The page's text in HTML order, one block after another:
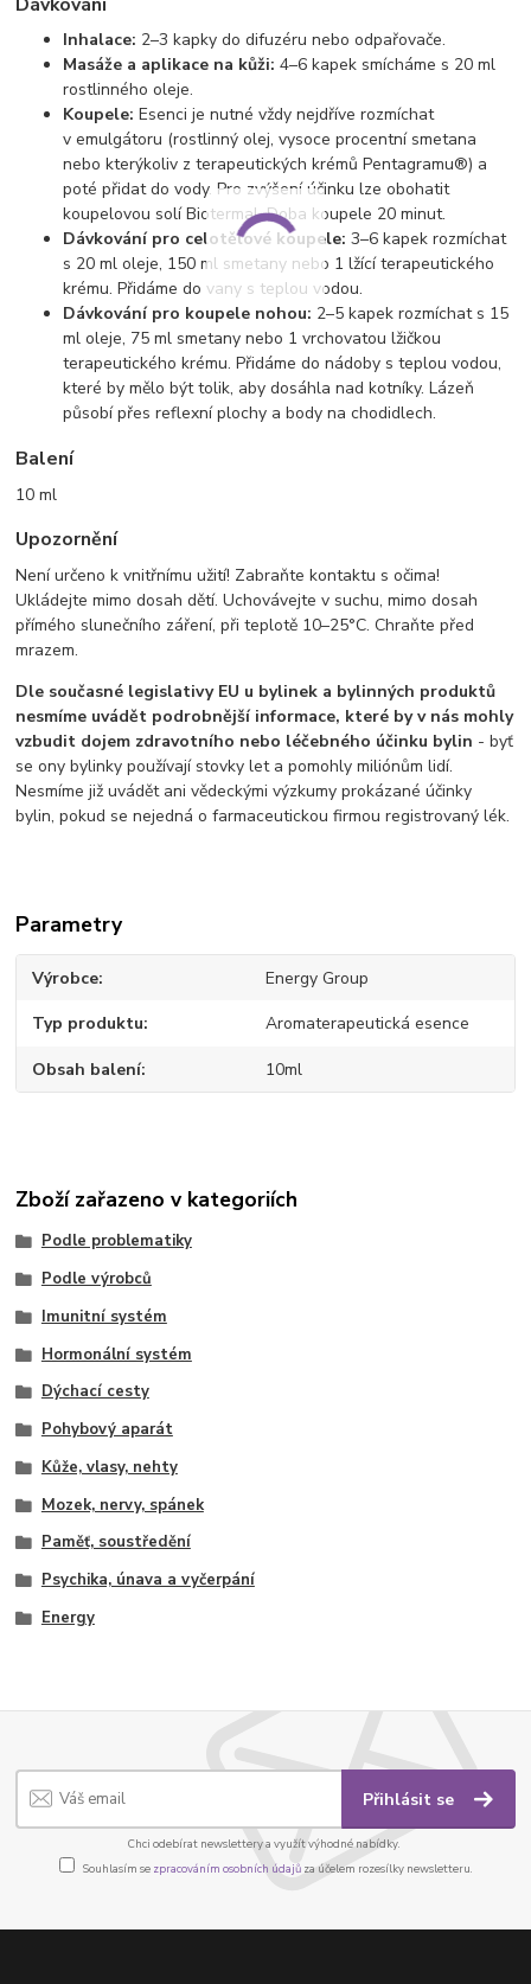
Inhalace: 2–3 kapky do difuzéru nebo odpařovače.
Masáže a aplikace na kůži: 4–6 kapek smícháme s 20 ml
rostlinného oleje.
Koupele: Esenci je nutné vždy nejdříve rozmíchat
v emulgátoru (rostlinný olej, vysoce procentní smetana
nebo kterýkoliv z terapeutických krémů Pentagramu®) a
poté přidat do vody. Pro zvýšení účinku lze obohatit
koupelovou solí Biotermal. Doba koupele 20 minut.
Dávkování pro celotělové koupele: 3–6 kapek rozmíchat
s 20 ml oleje, 150 ml smetany nebo 1 lžící terapeutického
krému. Přidáme do vany s teplou vodou.
Dávkování pro koupele nohou: 2–5 kapek rozmíchat s 15
ml oleje, 75 ml smetany nebo 1 vrchovatou lžičkou
terapeutického krému. Přidáme do nádoby s teplou vodou,
které by mělo být tolik, aby dosáhla nad kotníky. Lázeň
působí přes reflexní plochy a body na chodidlech.
Balení
10 ml
Upozornění
Není určeno k vnitřnímu užití! Zabraňte kontaktu s očima!
Ukládejte mimo dosah dětí. Uchovávejte v suchu, mimo dosah
přímého slunečního záření, při teplotě 10–25°C. Chraňte před
mrazem.
Dle současné legislativy EU u bylinek a bylinných produktů
nesmíme uvádět podrobnější informace, které by v nás mohly
vzbudit dojem zdravotního nebo léčebného účinku bylin - byť
se ony bylinky používají stovky let a pomohly miliónům lidí.
Nesmíme již uvádět ani vědeckými výzkumy prokázané účinky
bylin, pokud se nejedná o farmaceutickou firmou registrovaný lék.
Parametry
Výrobce Energy Group
Typ produktu Aromaterapeutická esence
Obsah balení 10ml
Zboží zařazeno v kategoriích
Podle problematiky
Podle výrobců
Imunitní systém
Hormonální systém
Dýchací cesty
Pohybový aparát
Kůže, vlasy, nehty
Mozek, nervy, spánek
Paměť, soustředění
Psychika, únava a vyčerpání
Energy
Přihlásit se
Chci odebírat newslettery a využít výhodné nabídky.
Souhlasím se zpracováním osobních údajůza účelem rozesílky newsletteru.